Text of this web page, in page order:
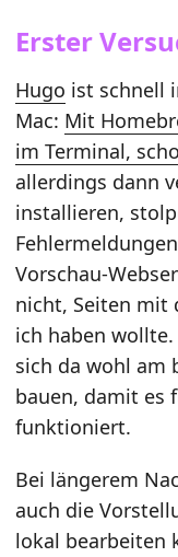
Erster
Hugo ist schnell
Mac: Mit
im Terminal,
allerdings dann
installieren,
Vorschau-
nicht, Seiten mit
ich haben
sich da wohl am
bauen, damit es
funktioniert.
Bei längerem
auch die
lokal bearbeiten